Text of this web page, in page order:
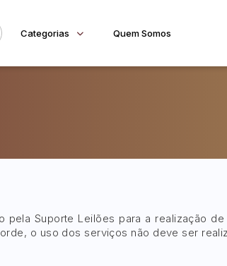
Categorias Quem Somos
Suporte Leilões para a realização
o uso dos serviços não deve ser